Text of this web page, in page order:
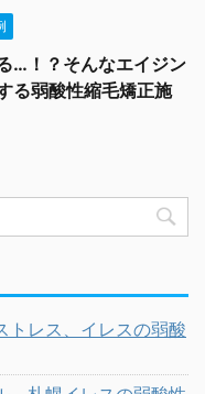
…！？そんなエイジン
る弱酸性縮毛矯正施
トレス、イレスの弱酸